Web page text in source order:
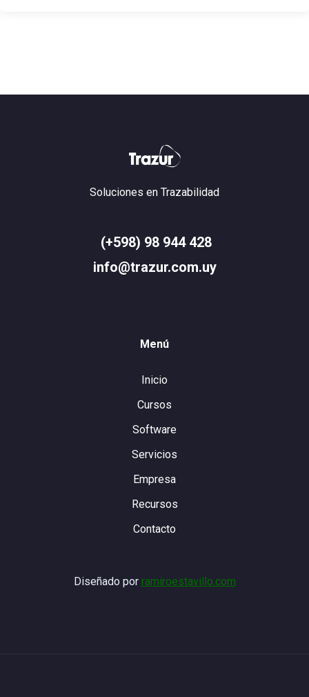
Soluciones en Trazabilidad
(+598) 98 944 428
info@trazur.com.uy
Menú
Inicio
Cursos
Software
Servicios
Empresa
Recursos
Contacto
Diseñado por ramiroestavillo.com